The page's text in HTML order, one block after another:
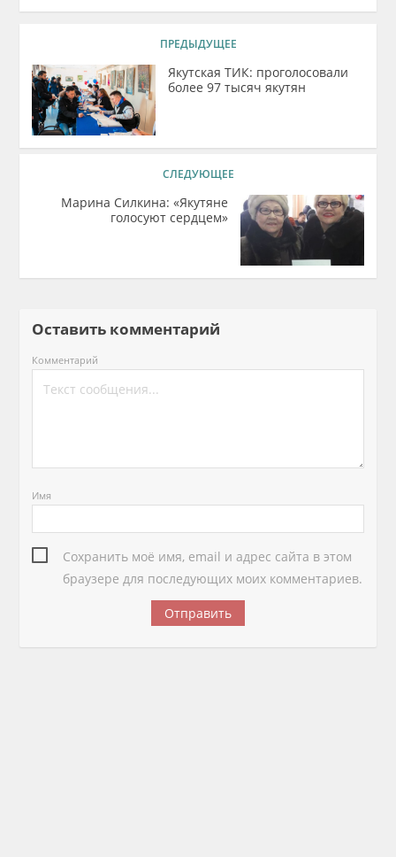
ПРЕДЫДУЩЕЕ
Якутская ТИК: проголосовали
более 97 тысяч якутян
СЛЕДУЮЩЕЕ
Марина Силкина: «Якутяне
голосуют сердцем»
Оставить комментарий
Комментарий
Имя
Сохранить моё имя, email и адрес сайта в этом
браузере для последующих моих комментариев.